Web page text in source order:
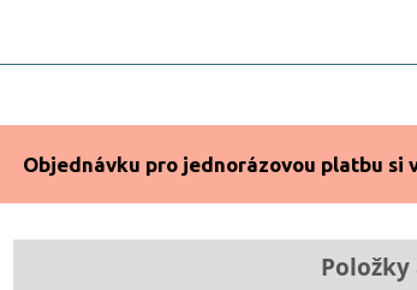
Objednávku pro jednorázovou platbu si
Položky